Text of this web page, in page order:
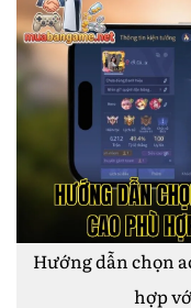
Hướng dẫn chọn
hợp